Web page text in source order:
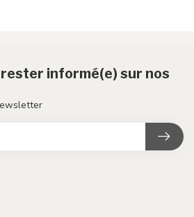
informé(e) sur nos